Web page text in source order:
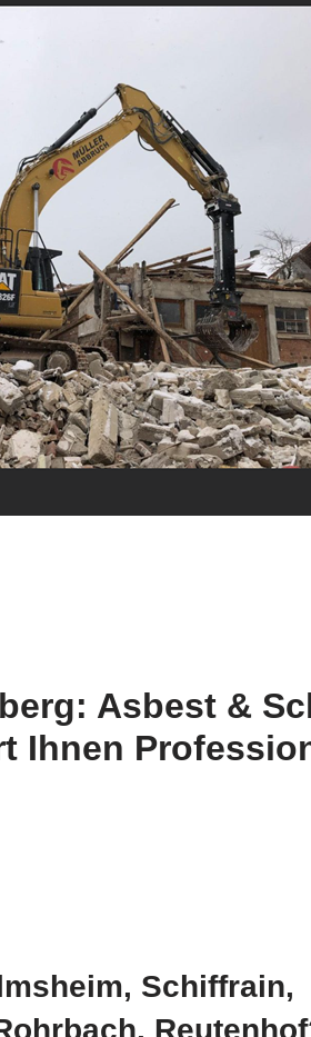
Asbest &
Ihnen
Schiffrain,